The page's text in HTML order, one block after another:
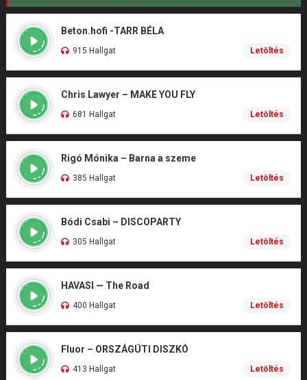
Beton.hofi -TARR BÉLA
915 Hallgat Letöltés
Chris Lawyer – MAKE YOU FLY
681 Hallgat Letöltés
Rigó Mónika – Barna a szeme
385 Hallgat Letöltés
Bódi Csabi – DISCOPARTY
305 Hallgat Letöltés
HAVASI — The Road
400 Hallgat Letöltés
Fluor – ORSZÁGÚTI DISZKÓ
413 Hallgat Letöltés